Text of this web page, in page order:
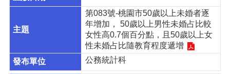
政
資
開
第083號-桃園市50歲以上未婚者逐
年增加， 50歲以上男性未婚占比較
女性高0.7個百分點，且50歲以上女
性未婚占比隨教育程度遞增
公務統計科